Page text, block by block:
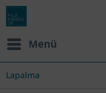
Menü
Lapalma